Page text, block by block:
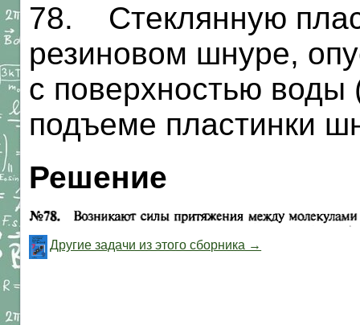
78. Стеклянную
резиновом шнуре,
с поверхностью
подъеме пластинки
Решение
Другие задачи из этого сборника →